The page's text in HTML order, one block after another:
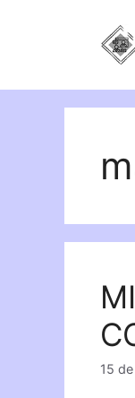
15